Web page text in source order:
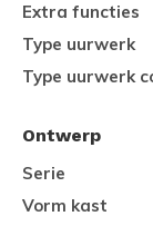
Extra functies
Type uurwerk
Type uurwerk
Ontwerp
Serie
Vorm kast